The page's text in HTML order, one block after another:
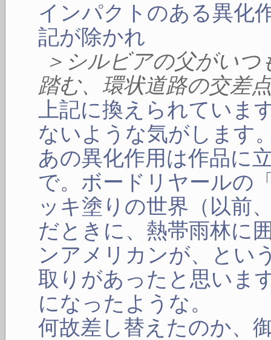
インパクトのある異化
記が除かれ
＞シルビアの父がい
踏む、環状道路の交差
上記に換えられていま
ないような気がします
あの異化作用は作品に
で。ボードリヤールの
ッキ塗りの世界（以前
だときに、熱帯雨林に
ンアメリカンが、とい
取りがあったと思いま
になったような。
何故差し替えたのか、